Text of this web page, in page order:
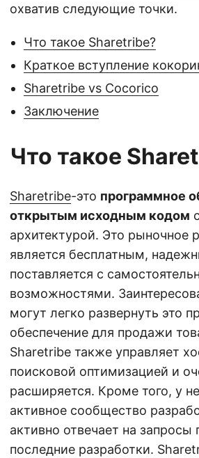
охватив следующие точки.
Что такое Sharetribe?
Краткое вступление
Sharetribe vs Cocorico
Заключение
Что такое
Sharetribe-это программное
открытым исходным кодом
архитектурой. Это рыночное
является бесплатным,
поставляется с
возможностями.
могут легко развернуть это
обеспечение для продажи
Sharetribe также управляет
поисковой оптимизацией и
расширяется. Кроме того, у
активное сообщество
активно отвечает на запросы
последние разработки.